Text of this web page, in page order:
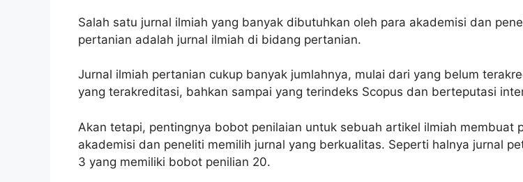
Salah satu jurnal ilmiah yang banyak dibutuhkan oleh para akademisi dan
pertanian adalah jurnal ilmiah di bidang pertanian.
Jurnal ilmiah pertanian cukup banyak jumlahnya, mulai dari yang belum
yang terakreditasi, bahkan sampai yang terindeks Scopus dan berteputasi
Akan tetapi, pentingnya bobot penilaian untuk sebuah artikel ilmiah membuat
akademisi dan peneliti memilih jurnal yang berkualitas. Seperti halnya jurnal
3 yang memiliki bobot penilian 20.